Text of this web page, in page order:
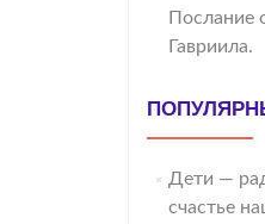
Послание
Гавриила.
Дети —
счастье